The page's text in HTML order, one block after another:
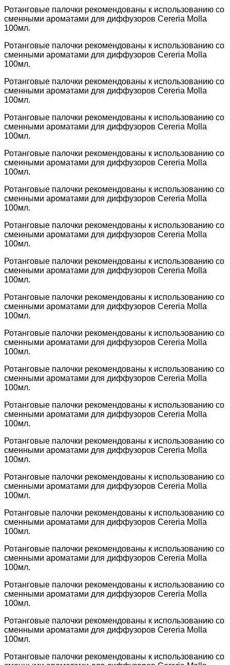
Ротанговые палочки рекомендованы к использованию со
сменными ароматами для диффузоров Cereria Molla
100мл.
Ротанговые палочки рекомендованы к использованию со
сменными ароматами для диффузоров Cereria Molla
100мл.
Ротанговые палочки рекомендованы к использованию со
сменными ароматами для диффузоров Cereria Molla
100мл.
Ротанговые палочки рекомендованы к использованию со
сменными ароматами для диффузоров Cereria Molla
100мл.
Ротанговые палочки рекомендованы к использованию со
сменными ароматами для диффузоров Cereria Molla
100мл.
Ротанговые палочки рекомендованы к использованию со
сменными ароматами для диффузоров Cereria Molla
100мл.
Ротанговые палочки рекомендованы к использованию со
сменными ароматами для диффузоров Cereria Molla
100мл.
Ротанговые палочки рекомендованы к использованию со
сменными ароматами для диффузоров Cereria Molla
100мл.
Ротанговые палочки рекомендованы к использованию со
сменными ароматами для диффузоров Cereria Molla
100мл.
Ротанговые палочки рекомендованы к использованию со
сменными ароматами для диффузоров Cereria Molla
100мл.
Ротанговые палочки рекомендованы к использованию со
сменными ароматами для диффузоров Cereria Molla
100мл.
Ротанговые палочки рекомендованы к использованию со
сменными ароматами для диффузоров Cereria Molla
100мл.
Ротанговые палочки рекомендованы к использованию со
сменными ароматами для диффузоров Cereria Molla
100мл.
Ротанговые палочки рекомендованы к использованию со
сменными ароматами для диффузоров Cereria Molla
100мл.
Ротанговые палочки рекомендованы к использованию со
сменными ароматами для диффузоров Cereria Molla
100мл.
Ротанговые палочки рекомендованы к использованию со
сменными ароматами для диффузоров Cereria Molla
100мл.
Ротанговые палочки рекомендованы к использованию со
сменными ароматами для диффузоров Cereria Molla
100мл.
Ротанговые палочки рекомендованы к использованию со
сменными ароматами для диффузоров Cereria Molla
100мл.
Ротанговые палочки рекомендованы к использованию со